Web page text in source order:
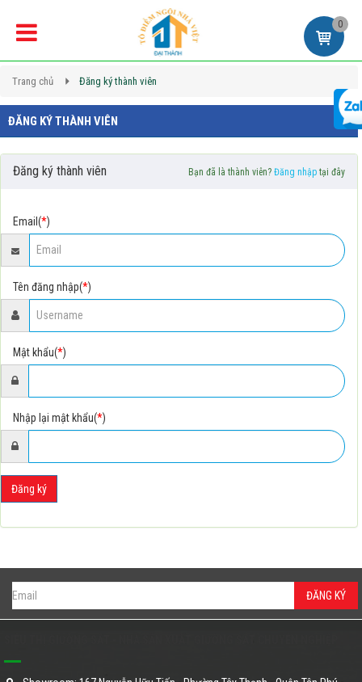
0
Trang chủ Đăng ký thành viên
ĐĂNG KÝ THÀNH VIÊN
Đăng ký thành viên Bạn đã là thành viên? Đăng nhập tại đây
Email(*)
Tên đăng nhập(*)
Mật khẩu(*)
Nhập lại mật khẩu(*)
Đăng ký
ĐĂNG KÝ